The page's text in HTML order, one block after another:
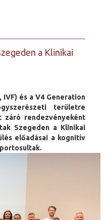
a Klinikai
és a V4 Generation
területre
záró rendezvényeként
Szegeden a Klinikai
előadásai a kognitív